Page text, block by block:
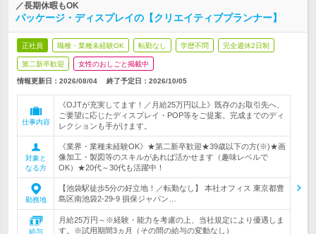
／長期休暇もOK
パッケージ・ディスプレイの【クリエイティブプランナー】
正社員 職種・業種未経験OK 転勤なし 学歴不問 完全週休2日制
第二新卒歓迎 女性のおしごと掲載中
情報更新日：2026/08/04 終了予定日： 2026/10/05
仕事内容
《OJTが充実してます！／月給25万円以上》既存のお取引先へ、
ご要望に応じたディスプレイ・POP等をご提案。完成までのディ
レクションも手がけます。
対象と
なる方
《業界・業種未経験OK》★第二新卒歓迎★39歳以下の方(※)★画
像加工・製図等のスキルがあれば活かせます（趣味レベルで
OK）★20代～30代も活躍中！
勤務地
【池袋駅徒歩5分の好立地！／転勤なし】 本社オフィス 東京都豊
島区南池袋2-29-9 損保ジャパン…
給与
月給25万円～※経験・能力を考慮の上、当社規定により優遇しま
す。※試用期間3ヵ月（その間の給与の変動なし）